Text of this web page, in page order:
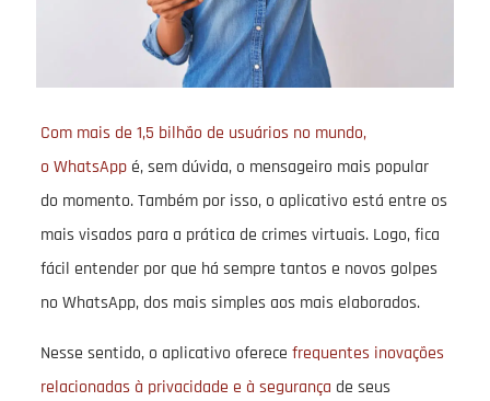
Com mais de 1,5 bilhão de usuários no mundo,
o WhatsAppé, sem dúvida, o mensageiro mais popular
do momento. Também por isso, o aplicativo está entre os
mais visados para a prática de crimes virtuais. Logo, fica
fácil entender por que há sempre tantos e novos golpes
no WhatsApp, dos mais simples aos mais elaborados.
Nesse sentido, o aplicativo oferece frequentes inovações
relacionadas à privacidade e à segurança de seus